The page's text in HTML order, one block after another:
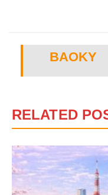
BAOKY
RELATED